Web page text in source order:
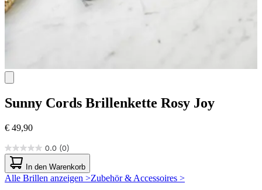
Sunny Cords Brillenkette Rosy Joy
€ 49,90
0.0 (0)
0.0
von
5
Sternen.
In den Warenkorb
Alle Brillen anzeigen >Zubehör & Accessoires >